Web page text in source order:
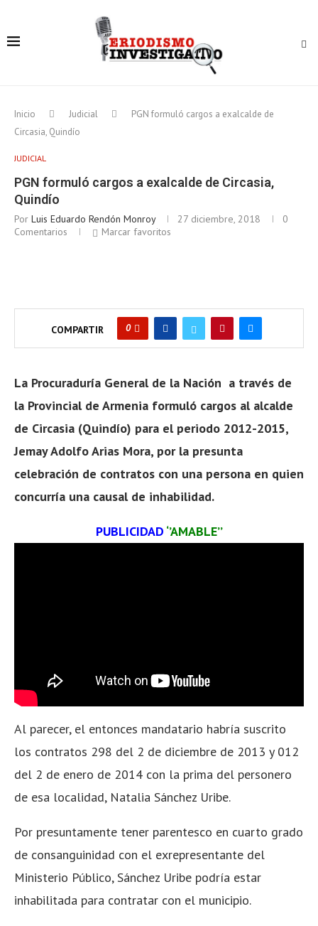
Inicio Judicial
PGN formuló cargos a exalcalde de
Circasia, Quindío
JUDICIAL
PGN formuló cargos a exalcalde de Circasia,
Quindío
Por Luis Eduardo Rendón Monroy 27 diciembre, 2018
0
Comentarios
Marcar favoritos
COMPARTIR 0
La Procuraduría General de la Nación a través de
la Provincial de Armenia formuló cargos al alcalde
de Circasia (Quindío) para el periodo 2012-2015,
Jemay Adolfo Arias Mora, por la presunta
celebración de contratos con una persona en quien
concurría una causal de inhabilidad.
PUBLICIDAD ‘’AMABLE’’
Al parecer, el entonces mandatario habría suscrito
los contratos 298 del 2 de diciembre de 2013 y 012
del 2 de enero de 2014 con la prima del personero
de esa localidad, Natalia Sánchez Uribe.
Por presuntamente tener parentesco en cuarto grado
de consanguinidad con el exrepresentante del
Ministerio Público, Sánchez Uribe podría estar
inhabilitada para contratar con el municipio.